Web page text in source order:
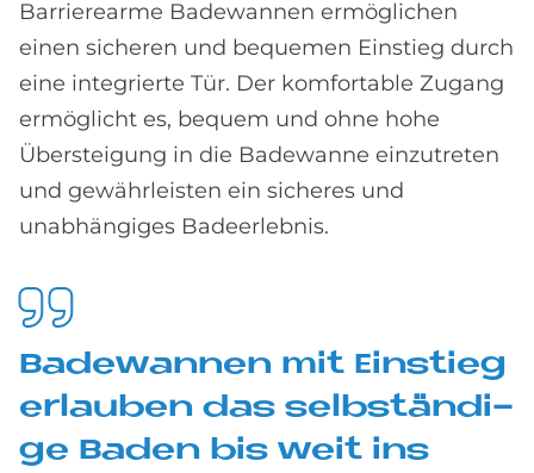
Barrierearme Badewannen ermöglichen
einen sicheren und bequemen Einstieg durch
eine integrierte Tür. Der komfortable Zugang
ermöglicht es, bequem und ohne hohe
Übersteigung in die Badewanne einzutreten
und gewährleisten ein sicheres und
unabhängiges Badeerlebnis.
Ba­de­wan­nen mit Ein­stieg
er­lau­ben das selb­stän­di­
ge Ba­den bis weit ins